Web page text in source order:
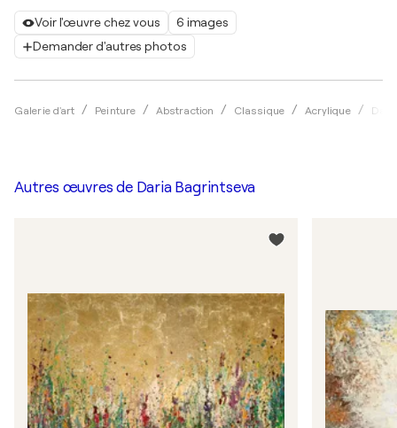
Voir l'œuvre chez vous
6 images
Demander d'autres photos
Galerie d'art Peinture Abstraction Classique Acrylique
Autres œuvres de Daria Bagrintseva